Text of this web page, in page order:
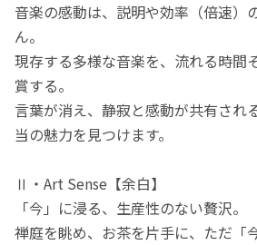
音楽の感動は、説明や効率（倍速）
ん。
現存する多様な音楽を、流れる時間
賞する。
言葉が消え、静寂と感動が共有され
当の魅力を見つけます。
Ⅱ・Art Sense【余白】
「今」に浸る、生産性のない贅沢。
禅庭を眺め、お茶を片手に、ただ「